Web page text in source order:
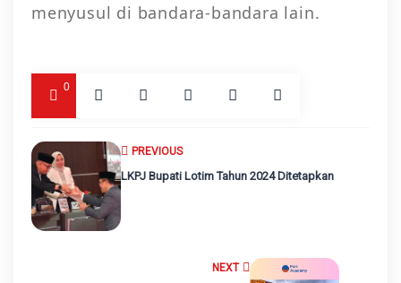
menyusul di bandara-bandara lain.
0
NEXT
PREVIOUS
LKPJ Bupati Lotim Tahun 2024 Ditetapkan